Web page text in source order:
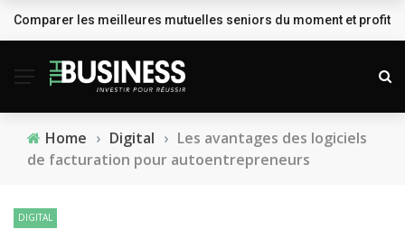
BREAKING NEWS
Comparer les meilleures mutuelles seniors du moment et
Home › Digital › Les avantages des logiciels
de facturation pour autoentrepreneurs
DIGITAL